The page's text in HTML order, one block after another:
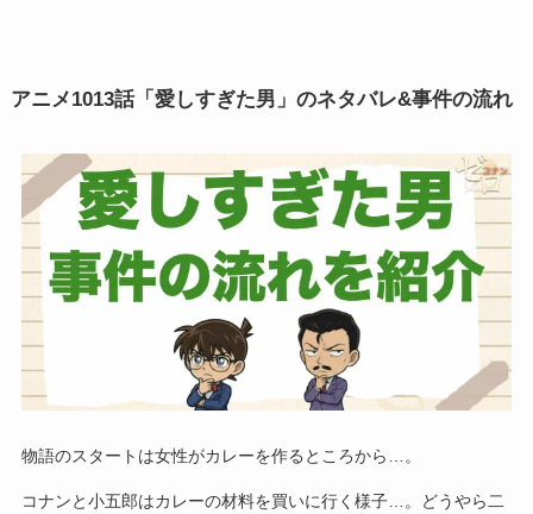
アニメ1013話「愛しすぎた男」のネタバレ&事件の流れ
物語のスタートは女性がカレーを作るところから…。
コナンと小五郎はカレーの材料を買いに行く様子…。どうやら二